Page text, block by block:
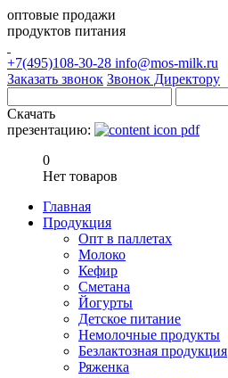
оптовые продажи
продуктов питания
+7(495)108-30-28 info@mos-milk.ru
Заказать звонок Звонок Директору
Скачать
презентацию:
0
Нет товаров
Главная
Продукция
Опт в паллетах
Молоко
Кефир
Сметана
Йогурты
Детское питание
Немолочные продукты
Безлактозная продукция
Ряженка